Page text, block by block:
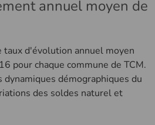
annuel moyen de
taux d'évolution annuel moyen
pour chaque commune de TCM.
démographiques du
des soldes naturel et